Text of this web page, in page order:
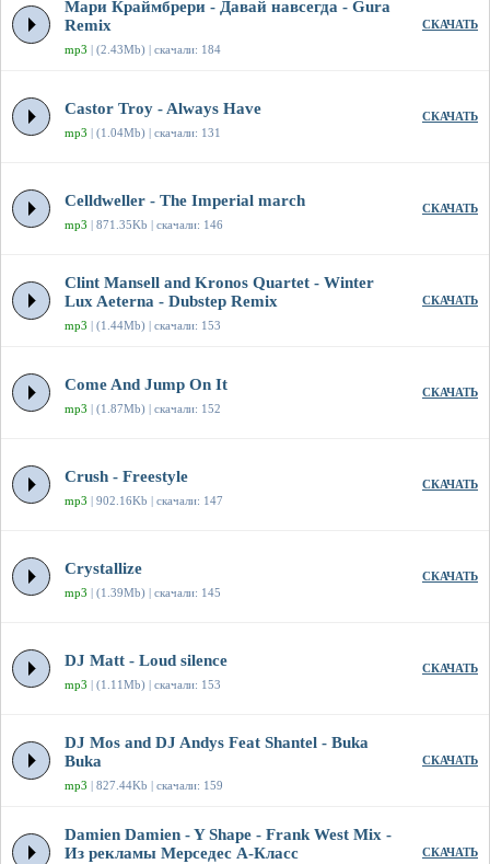
Мари Краймбрери - Давай навсегда - Gura
Remix
mp3 | (2.43Mb) | скачали: 184
СКАЧАТЬ
Castor Troy - Always Have
mp3 | (1.04Mb) | скачали: 131
СКАЧАТЬ
Celldweller - The Imperial march
mp3 | 871.35Kb | скачали: 146
СКАЧАТЬ
Clint Mansell and Kronos Quartet - Winter
Lux Aeterna - Dubstep Remix
mp3 | (1.44Mb) | скачали: 153
СКАЧАТЬ
Come And Jump On It
mp3 | (1.87Mb) | скачали: 152
СКАЧАТЬ
Crush - Freestyle
mp3 | 902.16Kb | скачали: 147
СКАЧАТЬ
Crystallize
mp3 | (1.39Mb) | скачали: 145
СКАЧАТЬ
DJ Matt - Loud silence
mp3 | (1.11Mb) | скачали: 153
СКАЧАТЬ
DJ Mos and DJ Andys Feat Shantel - Buka
Buka
mp3 | 827.44Kb | скачали: 159
СКАЧАТЬ
Damien Damien - Y Shape - Frank West Mix -
Из рекламы Мерседес А-Класс
СКАЧАТЬ